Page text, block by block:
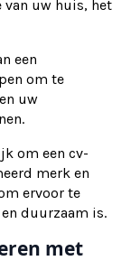
van uw huis, het
een
om te
uw
om een cv-
merk en
ervoor te
duurzaam is.
met